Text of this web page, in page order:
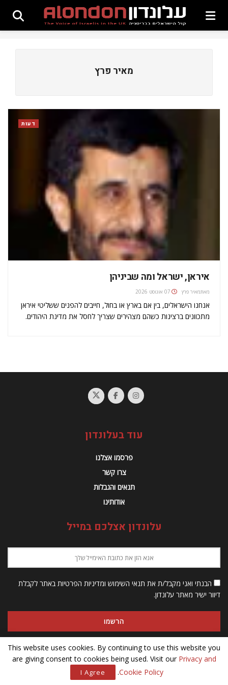
מאיר פרץ
דעות
איראן, ישראל ומה שביניהן
מאתמאיר פרץ 07 אוגוסט 2026
אנחנו הישראלים, בין אם בארץ או בחול, חייבים להפנים ששליטי איראן
מתכוונים ברצינות כשהם מצהירים שצריך לחסל את מדינת היהודים.
עוד בעלונדון
פרסמו אצלנו
צרו קשר
תנאים והגבלות
אודותינו
עלונדון אצלכם במייל
הבנתי ואני מקבל/ת את תנאי השימוש ומדיניות הפרטיות באתר לקבלת
דיוור ישיר מאתר עלונדון.
This website uses cookies. By continuing to use this website you
are giving consent to cookies being used. Visit our Privacy and
Cookie Policy
.
I Agree